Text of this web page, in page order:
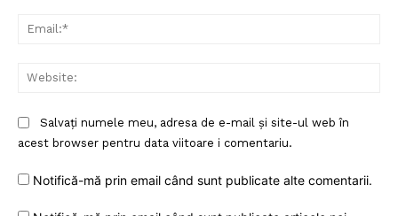
Salvați numele meu, adresa de e-mail și site-ul web în
acest browser pentru data viitoare i comentariu.
Notifică-mă prin email când sunt publicate alte comentarii.